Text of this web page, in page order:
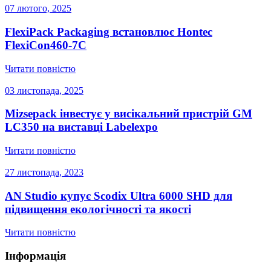
07 лютого, 2025
FlexiPack Packaging встановлює Hontec
FlexiCon460-7C
Читати повністю
03 листопада, 2025
Mizsepack інвестує у висікальний пристрій GM
LC350 на виставці Labelexpo
Читати повністю
27 листопада, 2023
AN Studio купує Scodix Ultra 6000 SHD для
підвищення екологічності та якості
Читати повністю
Інформація